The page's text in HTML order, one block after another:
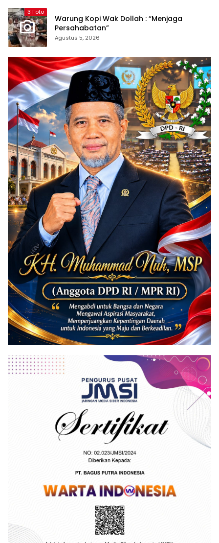
3 Foto
Warung Kopi Wak Dollah : “Menjaga
Persahabatan”
Agustus 5, 2026